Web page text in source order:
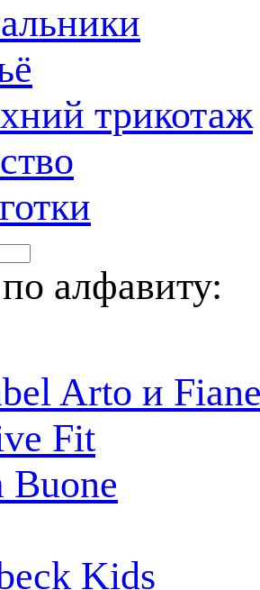
трикотаж
алфавиту:
Arto и
Fit
Kids